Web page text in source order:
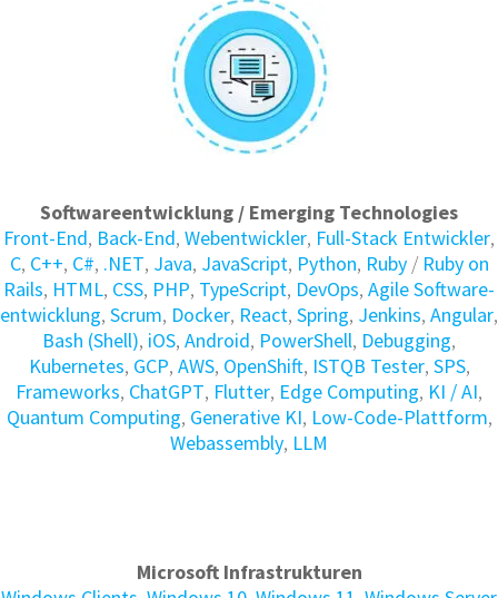
Softwareentwicklung / Emerging Technologies
Front-End, Back-End, Webentwickler, Full-Stack Entwickler,
C, C++, C#, .NET, Java, JavaScript, Python, Ruby/ Ruby on
Rails, HTML, CSS, PHP, TypeScript, DevOps, Agile Soft­ware­
ent­wick­lung, Scrum, Docker, React, Spring, Jenkins, Angular,
Bash (Shell), iOS, Android, PowerShell, Debugging,
Kubernetes, GCP, AWS, OpenShift, ISTQB Tester, SPS,
Frameworks, ChatGPT, Flutter, Edge Computing, KI / AI,
Quantum Computing, Generative KI, Low-Code-Plattform,
Webassembly, LLM
Microsoft Infrastrukturen